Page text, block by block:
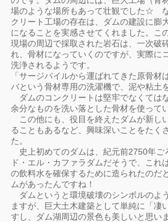
場のような場所もあって壮観でした☆
クリート工場の存在は、ダムの建設に膨
になることを実感させてくれました。こ
現場の周辺で採取された岩石は、一次破
れ、骨材になっていくのですが、実際に
洗浄されるようです。
「サージパイルから運ばれてきた原骨材
バという骨材専用の洗濯機で、泥や粘土
ダムのコンクリートは堅牢でなくては
余分なものを洗い落とした骨材を使って
この他にも、役目を終えたダムが新し
ることもあるなど、興味深いことをたく
た。
史上初めてのダムは、紀元前2750年ご
ド・エル・カファラダムだそうで、これ
の飲料水を確保するために造られたのだ
ムがあったんですね！
ダムというと環境破壊のシンボルのよ
ますが、巨大土木建築として単純に「凄
すし、ダム湖周辺の景色も美しいと思い